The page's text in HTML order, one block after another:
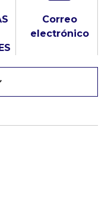
Correo
electrónico